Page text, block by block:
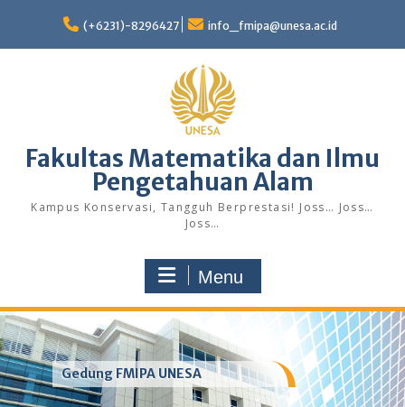
content
(+6231)-8296427 info_fmipa@unesa.ac.id
Fakultas Matematika dan Ilmu
Pengetahuan Alam
Kampus Konservasi, Tangguh Berprestasi! Joss… Joss…
Joss…
Menu
Gedung FMIPA UNESA